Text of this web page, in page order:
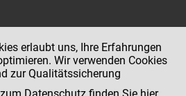
erlaubt uns, Ihre Erfahrungen
Wir verwenden Cookies
zur Qualitätssicherung